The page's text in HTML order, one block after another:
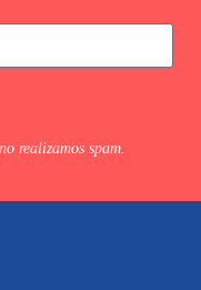
realizamos spam.